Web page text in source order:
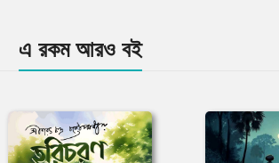
এ রকম আরও বই